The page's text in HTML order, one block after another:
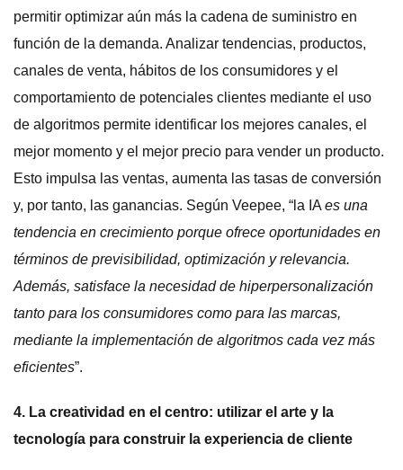
permitir optimizar aún más la cadena de suministro en
función de la demanda. Analizar tendencias, productos,
canales de venta, hábitos de los consumidores y el
comportamiento de potenciales clientes mediante el uso
de algoritmos permite identificar los mejores canales, el
mejor momento y el mejor precio para vender un producto.
Esto impulsa las ventas, aumenta las tasas de conversión
y, por tanto, las ganancias. Según Veepee, “la IA es una
tendencia en crecimiento porque ofrece oportunidades en
términos de previsibilidad, optimización y relevancia.
Además, satisface la necesidad de hiperpersonalización
tanto para los consumidores como para las marcas,
mediante la implementación de algoritmos cada vez más
eficientes”.
4. La creatividad en el centro: utilizar el arte y la
tecnología para construir la experiencia de cliente